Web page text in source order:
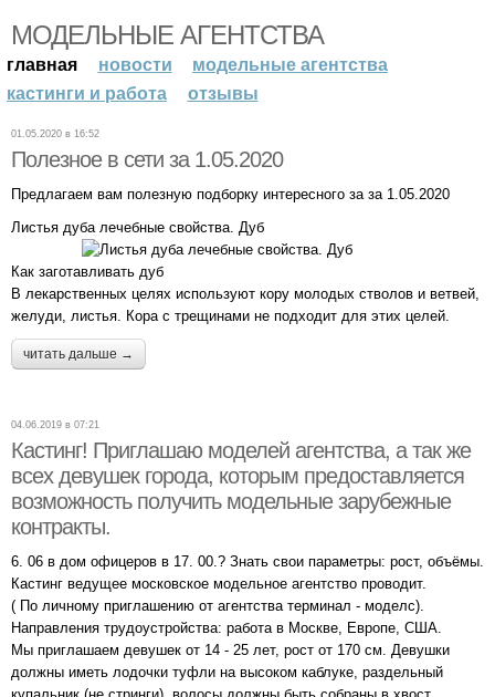
МОДЕЛЬНЫЕ АГЕНТСТВА
главная новости
модельные агентства
кастинги и работа
отзывы
01.05.2020 в 16:52
Полезное в сети за 1.05.2020
Предлагаем вам полезную подборку интересного за за 1.05.2020
Листья дуба лечебные свойства. Дуб
Как заготавливать дуб
В лекарственных целях используют кору молодых стволов и ветвей,
желуди, листья. Кора с трещинами не подходит для этих целей.
читать дальше →
04.06.2019 в 07:21
Кастинг! Приглашаю моделей агентства, а так же
всех девушек города, которым предоставляется
возможность получить модельные зарубежные
контракты.
6. 06 в дом офицеров в 17. 00.? Знать свои параметры: рост, объёмы.
Кастинг ведущее московское модельное агентство проводит.
( По личному приглашению от агентства терминал - моделс).
Направления трудоустройства: работа в Москве, Европе, США.
Мы приглашаем девушек от 14 - 25 лет, рост от 170 см. Девушки
должны иметь лодочки туфли на высоком каблуке, раздельный